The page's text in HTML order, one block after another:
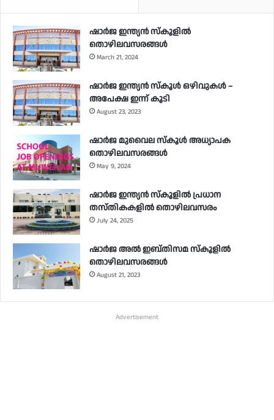
ഷാർജ ഇന്ത്യൻ സ്കൂളിൽ
തൊഴിലവസരങ്ങൾ
March 21, 2024
ഷാർജ ഇന്ത്യൻ സ്‌കൂൾ ഒഴിവുകൾ –
അപേക്ഷ ഇന്ന് കൂടി
August 23, 2023
ഷാർജ മുവൈല സ്‌കൂൾ അധ്യാപക
തൊഴിലവസരങ്ങൾ
May 9, 2024
ഷാർജ ഇന്ത്യൻ സ്‌കൂളിൽ പ്രധാന
തസ്തികകളിൽ തൊഴിലവസരം
July 24, 2025
ഷാർജ അൽ ഇബ്തിസമ സ്‌കൂളിൽ
തൊഴിലവസരങ്ങൾ
August 21, 2023
Advertisement